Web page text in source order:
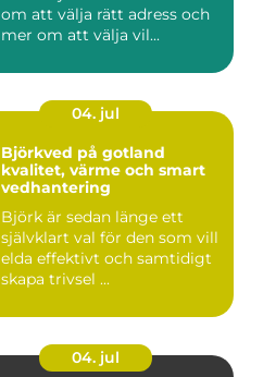
om att välja rätt adress och
mer om att välja vil...
04. jul
Björkved på gotland
kvalitet, värme och smart
vedhantering
Björk är sedan länge ett
självklart val för den som vill
elda effektivt och samtidigt
skapa trivsel ...
04. jul